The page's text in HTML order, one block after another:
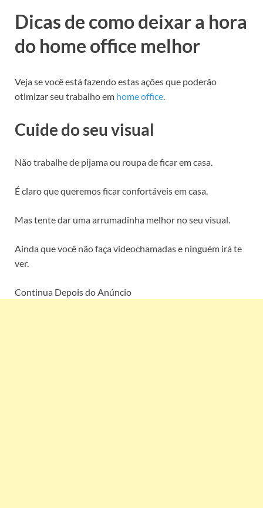
Dicas de como deixar a hora
do home office melhor
Veja se você está fazendo estas ações que poderão
otimizar seu trabalho em home office.
Cuide do seu visual
Não trabalhe de pijama ou roupa de ficar em casa.
É claro que queremos ficar confortáveis em casa.
Mas tente dar uma arrumadinha melhor no seu visual.
Ainda que você não faça videochamadas e ninguém irá te
ver.
Continua Depois do Anúncio